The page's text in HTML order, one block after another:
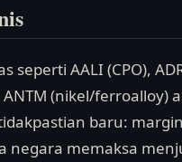
seperti AALI (CPO),
(nikel/ferroalloy)
baru:
negara memaksa